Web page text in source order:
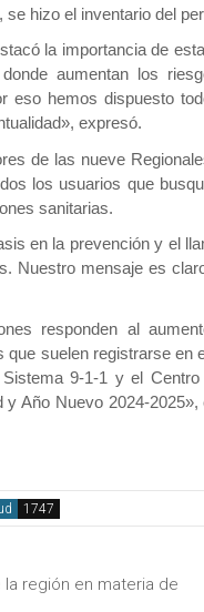
hizo el inventario del
la importancia de
aumentan los
eso hemos dispuesto
expresó.
de las nueve
los usuarios que
sanitarias.
en la prevención y el
Nuestro mensaje es
responden al
suelen registrarse
9-1-1 y el
Año Nuevo 2024-
región en materia de